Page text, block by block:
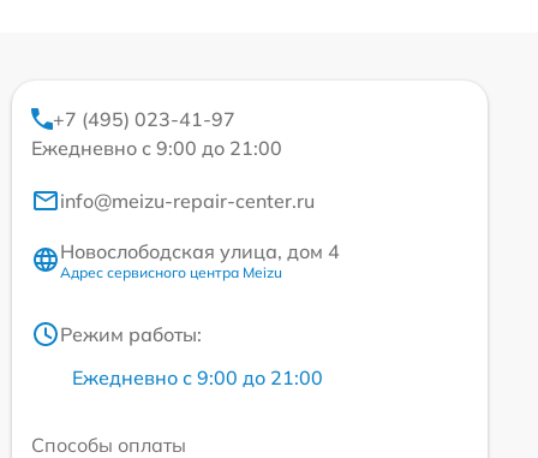
+7 (495) 023-41-97
Ежедневно с 9:00 до 21:00
info@meizu-repair-center.ru
Новослободская улица, дом 4
Адрес сервисного центра Meizu
Режим работы:
Ежедневно с 9:00 до 21:00
Способы оплаты